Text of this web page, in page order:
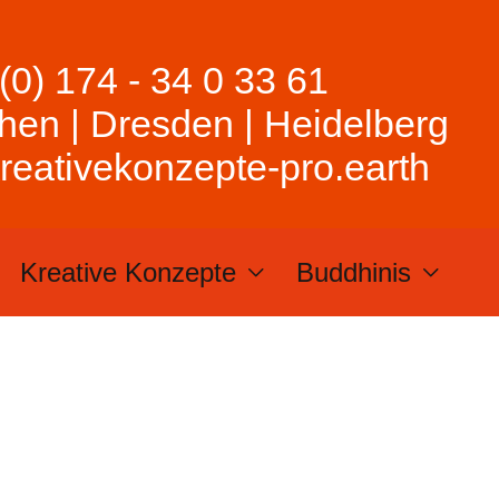
174 - 34 0 33 61
| Dresden | Heidelberg
pro.earth
Kreative Konzepte Buddhinis